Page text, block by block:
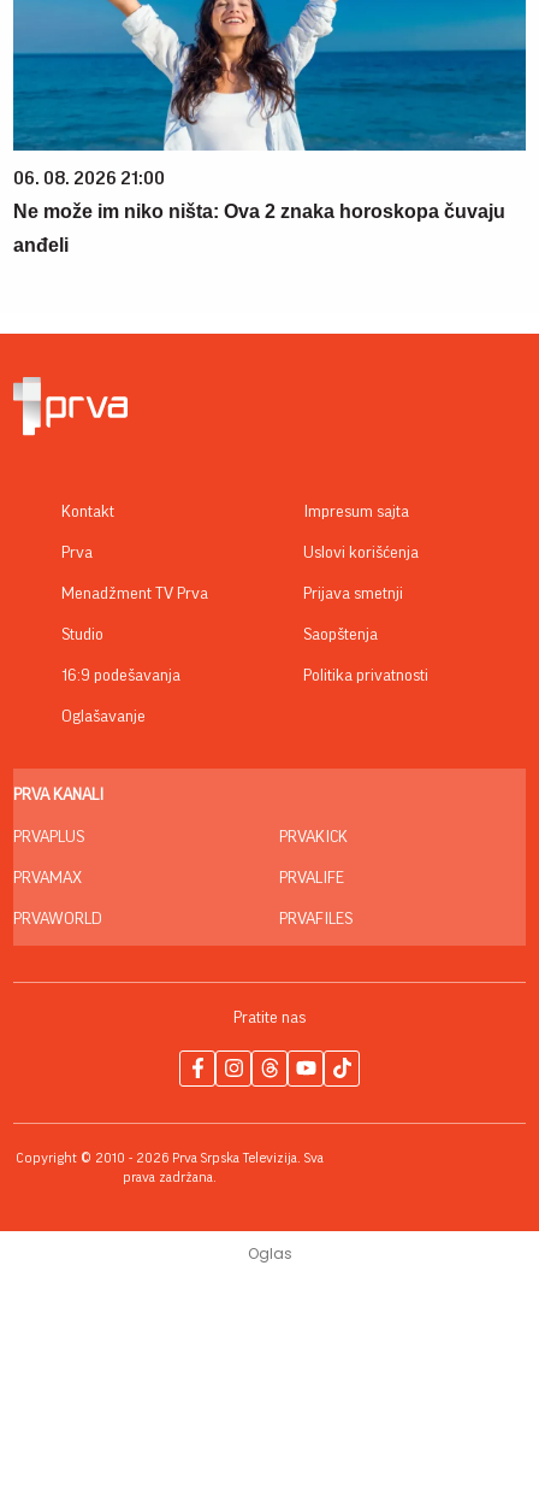
06. 08. 2026 21:00
Ne može im niko ništa: Ova 2 znaka horoskopa čuvaju
anđeli
Kontakt
Prva
Menadžment TV Prva
Studio
16:9 podešavanja
Oglašavanje
Impresum sajta
Uslovi korišćenja
Prijava smetnji
Saopštenja
Politika privatnosti
PRVA KANALI
PRVAPLUS
PRVAMAX
PRVAWORLD
PRVAKICK
PRVALIFE
PRVAFILES
Pratite nas
Copyright © 2010 - 2026 Prva Srpska Televizija. Sva
prava zadržana.